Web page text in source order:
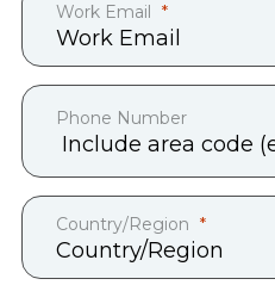
Work Email
Phone Number
Country/Region